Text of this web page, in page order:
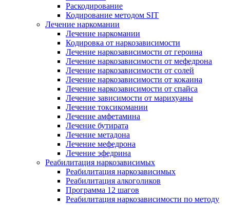
Раскодирование
Кодирование методом SIT
Лечение наркомании
Лечение наркомании
Кодировка от наркозависимости
Лечение наркозависимости от героина
Лечение наркозависимости от мефедрона
Лечение наркозависимости от солей
Лечение наркозависимости от кокаина
Лечение наркозависимости от спайса
Лечение зависимости от марихуаны
Лечение токсикомании
Лечение амфетамина
Лечение бутирата
Лечение метадона
Лечение мефедрона
Лечение эфедрина
Реабилитация наркозависимых
Реабилитация наркозависимых
Реабилитация алкоголиков
Программа 12 шагов
Реабилитация наркозависимости по методу